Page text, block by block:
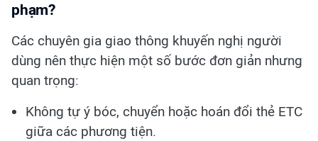
phạm?
Các chuyên gia giao thông khuyến nghị người
dùng nên thực hiện một số bước đơn giản nhưng
quan trọng:
Không tự ý bóc, chuyển hoặc hoán đổi thẻ ETC
giữa các phương tiện.